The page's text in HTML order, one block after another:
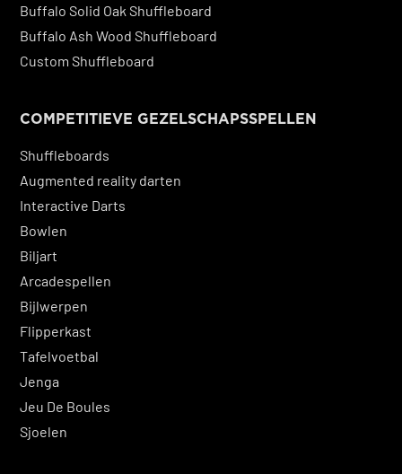
Buffalo Solid Oak Shuffleboard
Buffalo Ash Wood Shuffleboard
Custom Shuffleboard
COMPETITIEVE GEZELSCHAPSSPELLEN
Shuffleboards
Augmented reality darten
Interactive Darts
Bowlen
Biljart
Arcadespellen
Bijlwerpen
Flipperkast
Tafelvoetbal
Jenga
Jeu De Boules
Sjoelen